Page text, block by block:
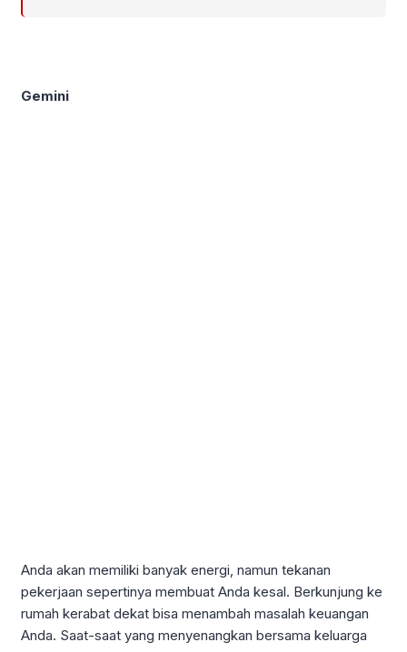
Gemini
Anda akan memiliki banyak energi, namun tekanan
pekerjaan sepertinya membuat Anda kesal. Berkunjung ke
rumah kerabat dekat bisa menambah masalah keuangan
Anda. Saat-saat yang menyenangkan bersama keluarga